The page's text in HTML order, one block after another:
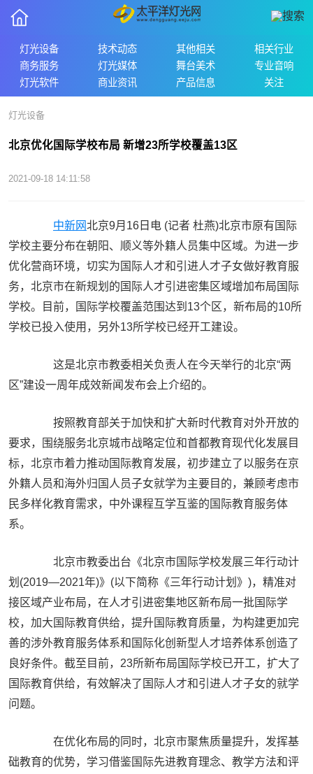
灯光设备 技术动态 其他相关
相关行业
商务服务
灯光媒体 舞台美术
专业音响
灯光软件
商业资讯 产品信息 关注
灯光设备
北京优化国际学校布局 新增23所学校覆盖13区
2021-09-18 14:11:58
中新网北京9月16日电 (记者 杜燕)北京市原有国际
学校主要分布在朝阳、顺义等外籍人员集中区域。为进一步
优化营商环境，切实为国际人才和引进人才子女做好教育服
务，北京市在新规划的国际人才引进密集区域增加布局国际
学校。目前，国际学校覆盖范围达到13个区，新布局的10所
学校已投入使用，另外13所学校已经开工建设。
这是北京市教委相关负责人在今天举行的北京“两
区”建设一周年成效新闻发布会上介绍的。
按照教育部关于加快和扩大新时代教育对外开放的
要求，围绕服务北京城市战略定位和首都教育现代化发展目
标，北京市着力推动国际教育发展，初步建立了以服务在京
外籍人员和海外归国人员子女就学为主要目的，兼顾考虑市
民多样化教育需求，中外课程互学互鉴的国际教育服务体
系。
北京市教委出台《北京市国际学校发展三年行动计
划(2019—2021年)》(以下简称《三年行动计划》)，精准对
接区域产业布局，在人才引进密集地区新布局一批国际学
校，加大国际教育供给，提升国际教育质量，为构建更加完
善的涉外教育服务体系和国际化创新型人才培养体系创造了
良好条件。截至目前，23所新布局国际学校已开工，扩大了
国际教育供给，有效解决了国际人才和引进人才子女的就学
问题。
在优化布局的同时，北京市聚焦质量提升，发挥基
础教育的优势，学习借鉴国际先进教育理念、教学方法和评